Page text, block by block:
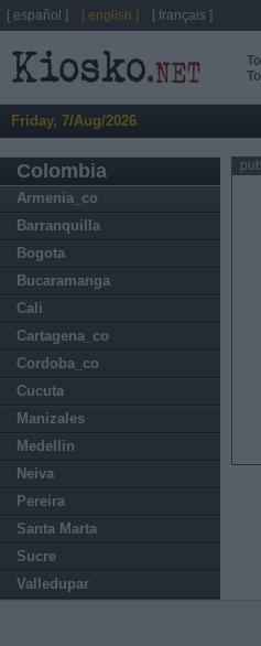
Friday, 7/Aug/2026
Colombia
Armenia_co
Barranquilla
Bogota
Bucaramanga
Cali
Cartagena_co
Cordoba_co
Cucuta
Manizales
Medellin
Neiva
Pereira
Santa Marta
Sucre
Valledupar
[ español ] [ english ] [ français ]